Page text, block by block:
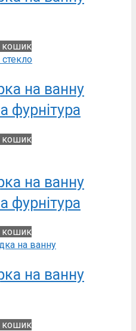
кошик
на ванну
фурнітура
кошик
на ванну
фурнітура
кошик
на ванну
кошик